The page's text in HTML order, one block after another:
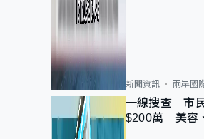
新聞資訊 兩岸國
一線搜查｜市
$200萬 美容